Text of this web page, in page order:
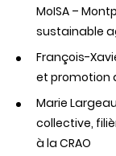
MoISA –
sustainable
François-
et promotion
Marie
collective,
à la CRAO